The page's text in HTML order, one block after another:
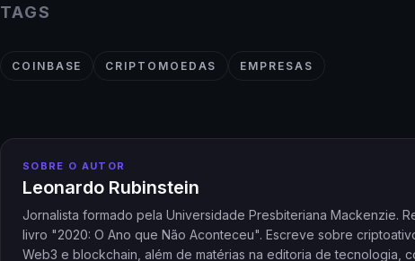
TAGS
COINBASE CRIPTOMOEDAS EMPRESAS
SOBRE O AUTOR
Leonardo Rubinstein
Jornalista formado pela Universidade Presbiteriana Mackenzie.
livro "2020: O Ano que Não Aconteceu". Escreve sobre
Web3 e blockchain, além de matérias na editoria de tecnologia,